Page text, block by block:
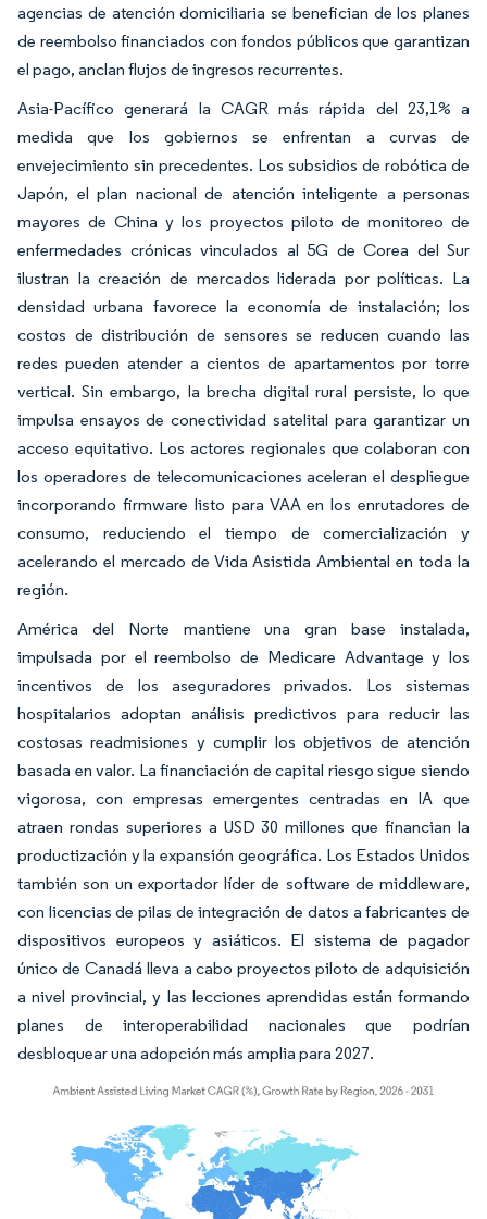
agencias de atención domiciliaria se benefician de los planes
de reembolso financiados con fondos públicos que garantizan
el pago, anclan flujos de ingresos recurrentes.
Asia-Pacífico generará la CAGR más rápida del 23,1% a
medida que los gobiernos se enfrentan a curvas de
envejecimiento sin precedentes. Los subsidios de robótica de
Japón, el plan nacional de atención inteligente a personas
mayores de China y los proyectos piloto de monitoreo de
enfermedades crónicas vinculados al 5G de Corea del Sur
ilustran la creación de mercados liderada por políticas. La
densidad urbana favorece la economía de instalación; los
costos de distribución de sensores se reducen cuando las
redes pueden atender a cientos de apartamentos por torre
vertical. Sin embargo, la brecha digital rural persiste, lo que
impulsa ensayos de conectividad satelital para garantizar un
acceso equitativo. Los actores regionales que colaboran con
los operadores de telecomunicaciones aceleran el despliegue
incorporando firmware listo para VAA en los enrutadores de
consumo, reduciendo el tiempo de comercialización y
acelerando el mercado de Vida Asistida Ambiental en toda la
región.
América del Norte mantiene una gran base instalada,
impulsada por el reembolso de Medicare Advantage y los
incentivos de los aseguradores privados. Los sistemas
hospitalarios adoptan análisis predictivos para reducir las
costosas readmisiones y cumplir los objetivos de atención
basada en valor. La financiación de capital riesgo sigue siendo
vigorosa, con empresas emergentes centradas en IA que
atraen rondas superiores a USD 30 millones que financian la
productización y la expansión geográfica. Los Estados Unidos
también son un exportador líder de software de middleware,
con licencias de pilas de integración de datos a fabricantes de
dispositivos europeos y asiáticos. El sistema de pagador
único de Canadá lleva a cabo proyectos piloto de adquisición
a nivel provincial, y las lecciones aprendidas están formando
planes de interoperabilidad nacionales que podrían
desbloquear una adopción más amplia para 2027.